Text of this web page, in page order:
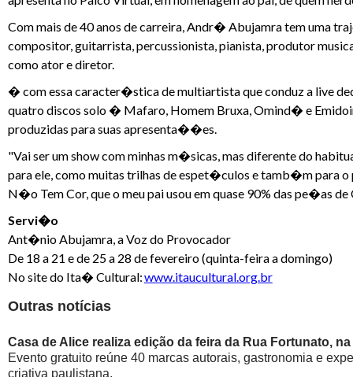
Com mais de 40 anos de carreira, Andr� Abujamra tem
compositor, guitarrista, percussionista, pianista, produtor
como ator e diretor.
� com essa caracter�stica de multiartista que conduz a live
quatro discos solo � Mafaro, Homem Bruxa, Omind� e
produzidas para suas apresenta��es.
"Vai ser um show com minhas m�sicas, mas diferente do
para ele, como muitas trilhas de espet�culos e tamb�m
N�o Tem Cor, que o meu pai usou em quase 90% das pe�as
Servi�o
Ant�nio Abujamra, a Voz do Provocador
De 18 a 21 e de 25 a 28 de fevereiro (quinta-feira a domingo)
No site do Ita� Cultural:www.itaucultural.org.br
Outras notícias
Casa de Alice realiza edição da feira da Rua Fortunato,
Evento gratuito reúne 40 marcas autorais, gastronomia e
criativa paulistana.